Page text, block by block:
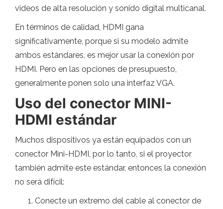
videos de alta resolución y sonido digital multicanal.
En términos de calidad, HDMI gana
significativamente, porque si su modelo admite
ambos estándares, es mejor usar la conexión por
HDMI. Pero en las opciones de presupuesto,
generalmente ponen solo una interfaz VGA.
Uso del conector MINI-
HDMI estándar
Muchos dispositivos ya están equipados con un
conector Mini-HDMI, por lo tanto, si el proyector
también admite este estándar, entonces la conexión
no será difícil:
Conecte un extremo del cable al conector de